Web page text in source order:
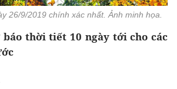
26/9/2019 chính xác nhất. Ảnh minh họa.
thời tiết 10 ngày tới cho các